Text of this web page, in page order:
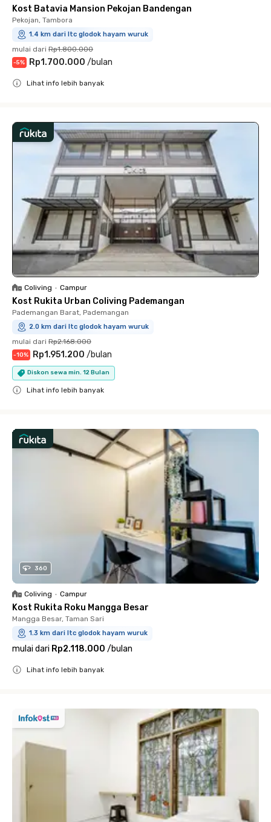
Kost Batavia Mansion Pekojan Bandengan
Pekojan, Tambora
1.4 km dari ltc glodok hayam wuruk
mulai dari Rp1.800.000
-5% Rp1.700.000 /bulan
Lihat info lebih banyak
Coliving • Campur
Kost Rukita Urban Coliving Pademangan
Pademangan Barat, Pademangan
2.0 km dari ltc glodok hayam wuruk
mulai dari Rp2.168.000
-10% Rp1.951.200 /bulan
Diskon sewa min. 12 Bulan
Lihat info lebih banyak
360
Coliving • Campur
Kost Rukita Roku Mangga Besar
Mangga Besar, Taman Sari
1.3 km dari ltc glodok hayam wuruk
mulai dari Rp2.118.000 /bulan
Lihat info lebih banyak